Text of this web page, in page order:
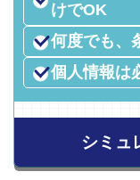
けでOK
何度でも、
個人情報は
シミュ